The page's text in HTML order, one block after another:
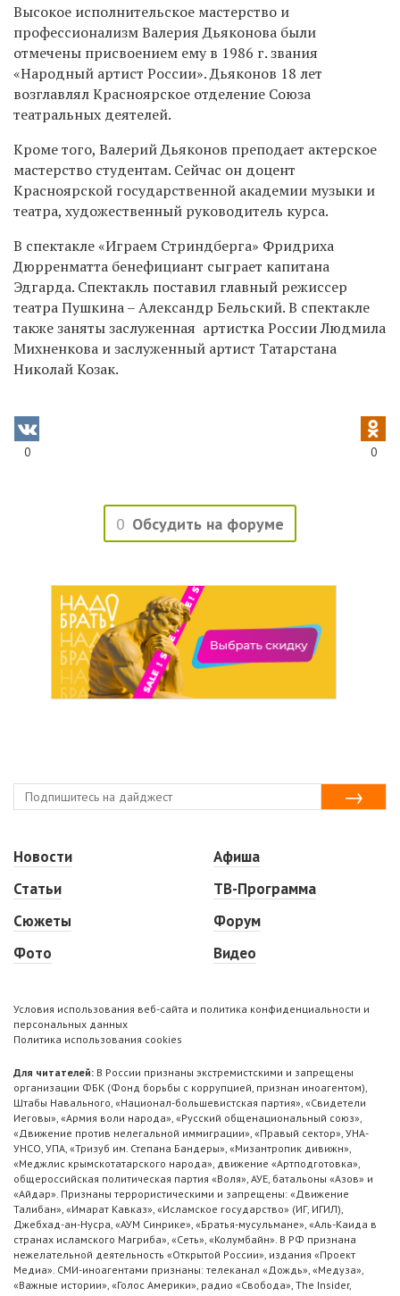
Высокое исполнительское мастерство и
профессионализм Валерия Дьяконова были
отмечены присвоением ему в 1986 г. звания
«Народный артист России». Дьяконов 18 лет
возглавлял Красноярское отделение Союза
театральных деятелей.
Кроме того, Валерий Дьяконов преподает актерское
мастерство студентам. Сейчас он доцент
Красноярской государственной академии музыки и
театра, художественный руководитель курса.
В спектакле «Играем Стриндберга» Фридриха
Дюрренматта бенефициант сыграет капитана
Эдгарда. Спектакль поставил главный режиссер
театра Пушкина – Александр Бельский. В спектакле
также заняты заслуженная артистка России Людмила
Михненкова и заслуженный артист Татарстана
Николай Козак.
0 0
0 Обсудить на форуме
Новости
Статьи
Сюжеты
Фото
Афиша
ТВ-Программа
Форум
Видео
Условия использования веб-сайта и политика конфиденциальности и
персональных данных
Политика использования cookies
Для читателей: В России признаны экстремистскими и запрещены
организации ФБК (Фонд борьбы с коррупцией, признан иноагентом),
Штабы Навального, «Национал-большевистская партия», «Свидетели
Иеговы», «Армия воли народа», «Русский общенациональный союз»,
«Движение против нелегальной иммиграции», «Правый сектор», УНА-
УНСО, УПА, «Тризуб им. Степана Бандеры», «Мизантропик дивижн»,
«Меджлис крымскотатарского народа», движение «Артподготовка»,
общероссийская политическая партия «Воля», АУЕ, батальоны «Азов» и
«Айдар». Признаны террористическими и запрещены: «Движение
Талибан», «Имарат Кавказ», «Исламское государство» (ИГ, ИГИЛ),
Джебхад-ан-Нусра, «АУМ Синрике», «Братья-мусульмане», «Аль-Каида в
странах исламского Магриба», «Сеть», «Колумбайн». В РФ признана
нежелательной деятельность «Открытой России», издания «Проект
Медиа». СМИ-иноагентами признаны: телеканал «Дождь», «Медуза»,
«Важные истории», «Голос Америки», радио «Свобода», The Insider,